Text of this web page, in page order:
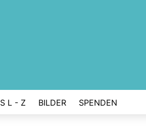
L - Z BILDER SPENDEN